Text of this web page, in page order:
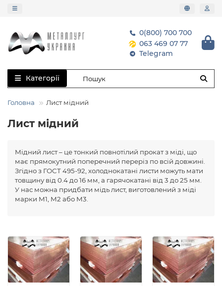
0(800) 700 700
063 469 07 77
Telegram
Категорії
Головна Лист мідний
Лист мідний
Мідний лист – це тонкий повнотілий прокат з міді, що
має прямокутний поперечний переріз по всій довжині.
Згідно з ГОСТ 495-92, холоднокатані листи можуть мати
товщину від 0.4 до 16 мм, а гарячокатані від 3 до 25 мм.
У нас можна придбати мідь лист, виготовлений з міді
марки M1, M2 або M3.